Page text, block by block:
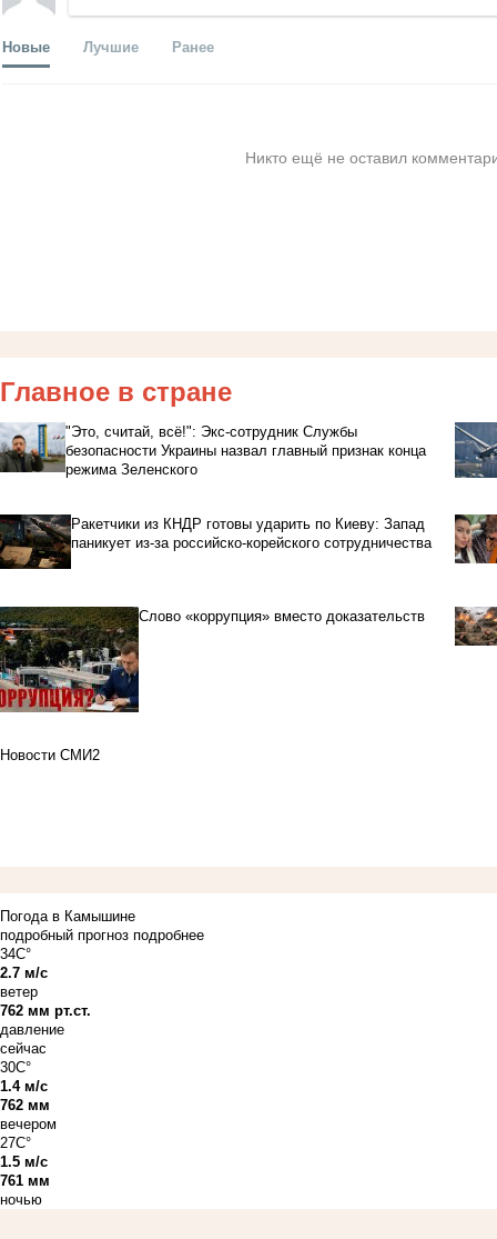
Новые Лучшие Ранее
Никто ещё не оставил
Главное в стране
"Это, считай, всё!": Экс-сотрудник Службы
безопасности Украины назвал главный признак конца
режима Зеленского
Ракетчики из КНДР готовы ударить по Киеву: Запад
паникует из-за российско-корейского сотрудничества
Слово «коррупция» вместо доказательств
Новости СМИ2
Погода в Камышине
подробный прогноз подробнее
34C°
2.7 м/с
ветер
762 мм рт.ст.
давление
сейчас
30C°
1.4 м/с
762 мм
вечером
27C°
1.5 м/с
761 мм
ночью